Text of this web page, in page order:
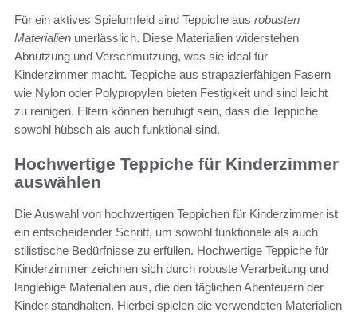
Für ein aktives Spielumfeld sind Teppiche aus robusten
Materialien unerlässlich. Diese Materialien widerstehen
Abnutzung und Verschmutzung, was sie ideal für
Kinderzimmer macht. Teppiche aus strapazierfähigen Fasern
wie Nylon oder Polypropylen bieten Festigkeit und sind leicht
zu reinigen. Eltern können beruhigt sein, dass die Teppiche
sowohl hübsch als auch funktional sind.
Hochwertige Teppiche für Kinderzimmer
auswählen
Die Auswahl von hochwertigen Teppichen für Kinderzimmer ist
ein entscheidender Schritt, um sowohl funktionale als auch
stilistische Bedürfnisse zu erfüllen. Hochwertige Teppiche für
Kinderzimmer zeichnen sich durch robuste Verarbeitung und
langlebige Materialien aus, die den täglichen Abenteuern der
Kinder standhalten. Hierbei spielen die verwendeten Materialien